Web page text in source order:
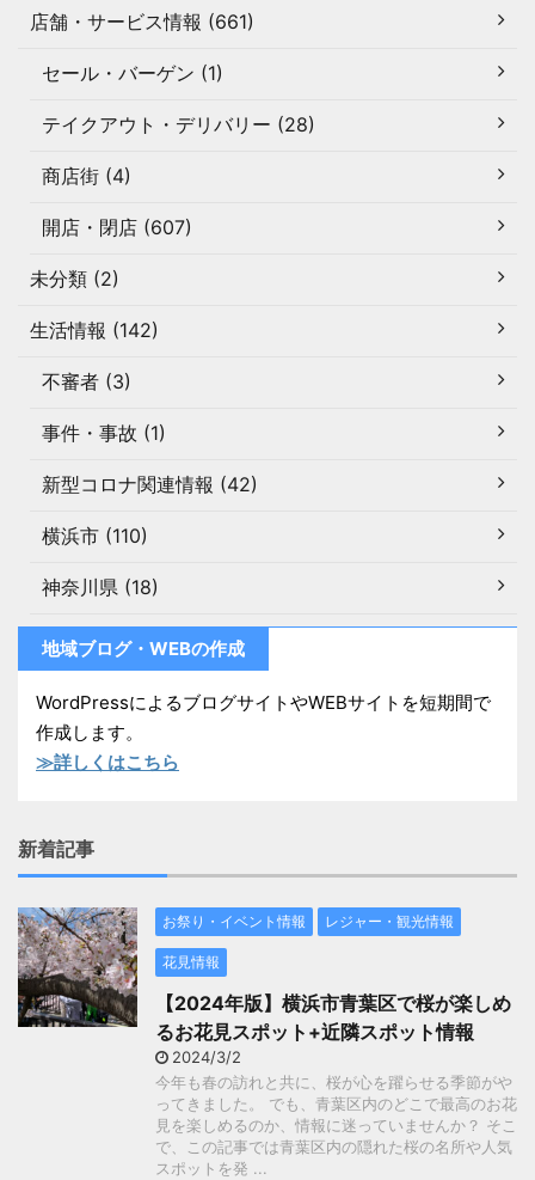
店舗・サービス情報 (661)
セール・バーゲン (1)
テイクアウト・デリバリー (28)
商店街 (4)
開店・閉店 (607)
未分類 (2)
生活情報 (142)
不審者 (3)
事件・事故 (1)
新型コロナ関連情報 (42)
横浜市 (110)
神奈川県 (18)
地域ブログ・WEBの作成
WordPressによるブログサイトやWEBサイトを短期間で
作成します。
≫詳しくはこちら
新着記事
お祭り・イベント情報 レジャー・観光情報
花見情報
【2024年版】横浜市青葉区で桜が楽しめ
るお花見スポット+近隣スポット情報
2024/3/2
今年も春の訪れと共に、桜が心を躍らせる季節がや
ってきました。 でも、青葉区内のどこで最高のお花
見を楽しめるのか、情報に迷っていませんか？ そこ
で、この記事では青葉区内の隠れた桜の名所や人気
スポットを発 ...